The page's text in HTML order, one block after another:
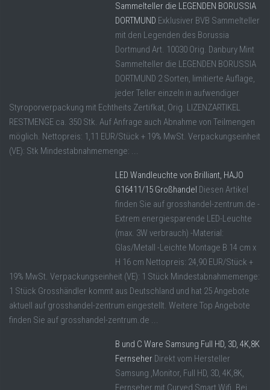
Sammelteller die LEGENDEN BORUSSIA
DORTMUND Exklusiver BVB Sammelteller
mit den Legenden des Borussia
Dortmund Art. 10030 Orig. Danbury Mint
Sammelteller die LEGENDEN BORUSSIA
DORTMUND 2 Sorten, limitierte Auflage,
jeder Teller einzeln in aufwendiger
Styroporverpackung mit Echtheits Zertifkat, Orig. LIZENZARTIKEL
RESTMENGE ca. 350 Stk. Auf Anfrage auch Abnahme von Teilmengen
möglich. Nettopreis: 1,11 EUR/Stück + 19% MwSt. Verpackungseinheit
(VE): Stk Mindestabnahmemenge: ...
LED Wandleuchte von Brilliant, HAJO
G16411/15 Großhandel Diesen Artikel
finden Sie auf grosshandel-zentrum.de -
Extrem energiesparende LED-Leuchte
(max. 3W verbrauch) -Material:
Glas/Metall -Leichte Montage B 14 cm x
H 16 cm Nettopreis: 24,90 EUR/Stück +
19% MwSt. Verpackungseinheit (VE): 1 Stück Mindestabnahmemenge:
1 Stück Grosshändler kommt aus Deutschland und hat 25 Angebote
aktuell auf grosshandel-zentrum eingestellt. Weitere Top Angebote
finden Sie auf grosshandel-zentrum.de ...
B und C Ware Samsung Full HD, 3D, 4K,8K
Fernseher Direkt vom Hersteller
Samsung ,Monitor, Full HD, 3D, 4K,8K,
Fernseher mit Curved,Smart,Wifi. Bei